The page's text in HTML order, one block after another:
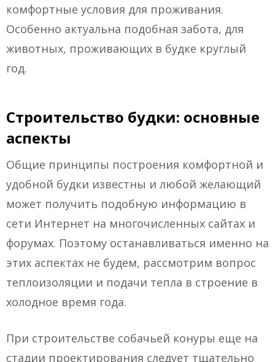
комфортные условия для проживания.
Особенно актуальна подобная забота, для
животных, проживающих в будке круглый
год.
Строительство будки: основные
аспекты
Общие принципы построения комфортной и
удобной будки известны и любой желающий
может получить подобную информацию в
сети Интернет на многочисленных сайтах и
форумах. Поэтому останавливаться именно на
этих аспектах не будем, рассмотрим вопрос
теплоизоляции и подачи тепла в строение в
холодное время года.
При строительстве собачьей конуры еще на
стадии проектирования следует тщательно